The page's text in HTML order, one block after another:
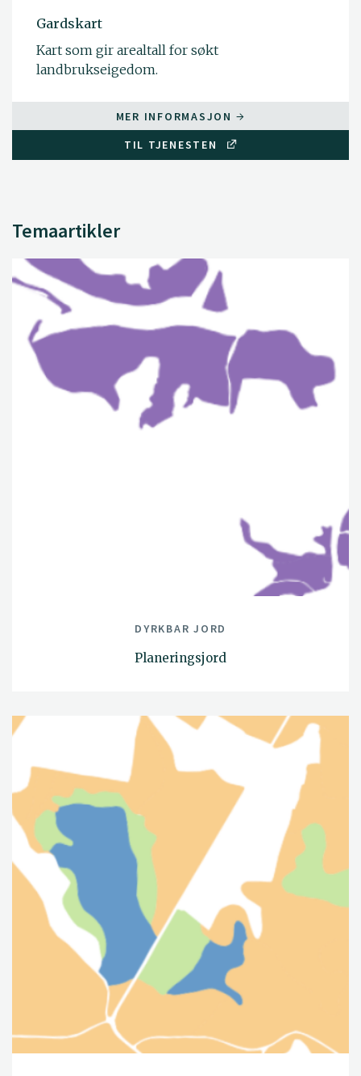
Gardskart
Kart som gir arealtall for søkt
landbrukseigedom.
MER INFORMASJON
TIL TJENESTEN
Temaartikler
DYRKBAR JORD
Planeringsjord